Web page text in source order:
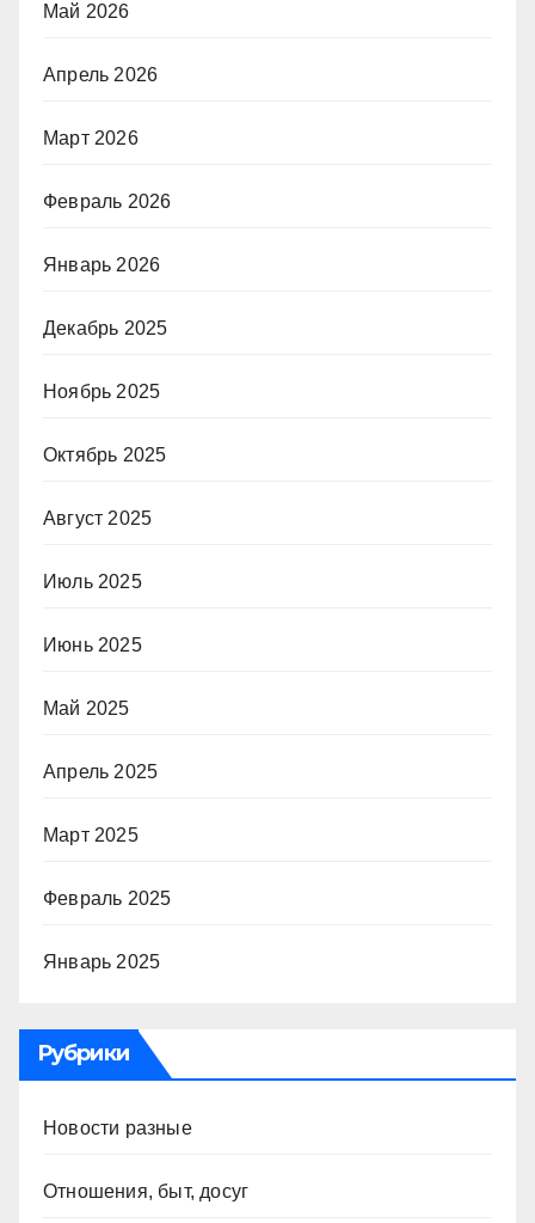
Май 2026
Апрель 2026
Март 2026
Февраль 2026
Январь 2026
Декабрь 2025
Ноябрь 2025
Октябрь 2025
Август 2025
Июль 2025
Июнь 2025
Май 2025
Апрель 2025
Март 2025
Февраль 2025
Январь 2025
Рубрики
Новости разные
Отношения, быт, досуг